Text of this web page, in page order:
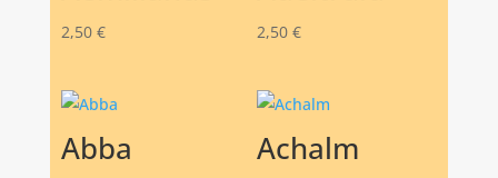
2,50 € 2,50 €
Abba Achalm